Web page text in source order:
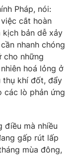
Pháp, nói:
cắt hoàn
bản dễ xảy
nhanh chóng
những
hoá lỏng ở
thụ khí đốt, đẩy
các lò phản ứng
điều mà nhiều
gấp rút lấp
mùa đông,